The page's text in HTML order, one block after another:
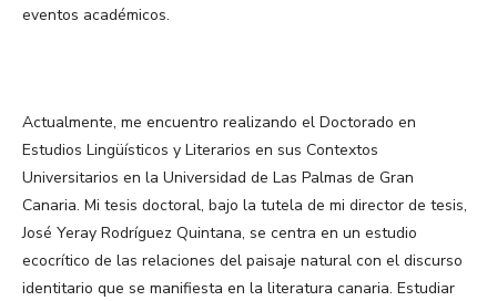
eventos académicos.
Actualmente, me encuentro realizando el Doctorado en
Estudios Lingüísticos y Literarios en sus Contextos
Universitarios en la Universidad de Las Palmas de Gran
Canaria. Mi tesis doctoral, bajo la tutela de mi director de tesis,
José Yeray Rodríguez Quintana, se centra en un estudio
ecocrítico de las relaciones del paisaje natural con el discurso
identitario que se manifiesta en la literatura canaria. Estudiar